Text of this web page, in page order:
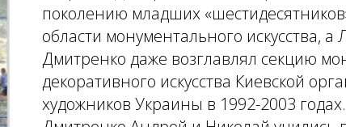
поколению младших
области монументального искусства,
Дмитренко даже возглавлял секцию
декоративного искусства Киевской
художников Украины в 1992-2003